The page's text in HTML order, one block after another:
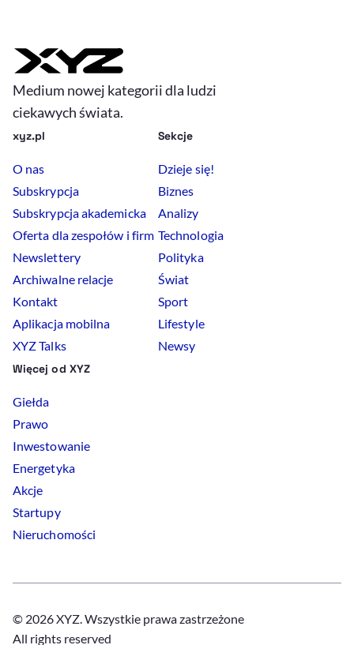
Medium nowej kategorii dla ludzi
ciekawych świata.
xyz.pl
O nas
Subskrypcja
Subskrypcja akademicka
Oferta dla zespołów i firm
Newslettery
Archiwalne relacje
Kontakt
Aplikacja mobilna
XYZ Talks
Sekcje
Dzieje się!
Biznes
Analizy
Technologia
Polityka
Świat
Sport
Lifestyle
Newsy
Więcej od XYZ
Giełda
Prawo
Inwestowanie
Energetyka
Akcje
Startupy
Nieruchomości
© 2026 XYZ. Wszystkie prawa zastrzeżone
All rights reserved